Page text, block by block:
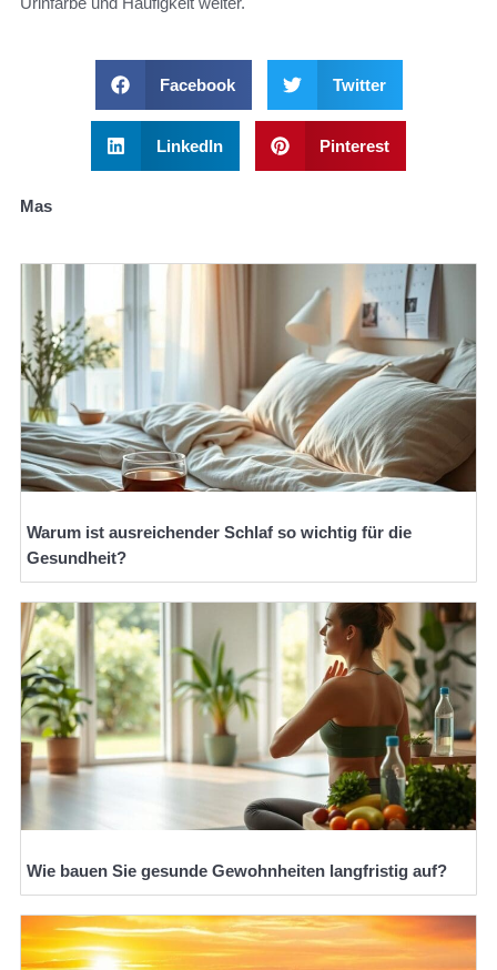
Facebook Twitter
LinkedIn Pinterest
Mas
Warum ist ausreichender Schlaf so wichtig für die
Gesundheit?
Wie bauen Sie gesunde Gewohnheiten langfristig auf?